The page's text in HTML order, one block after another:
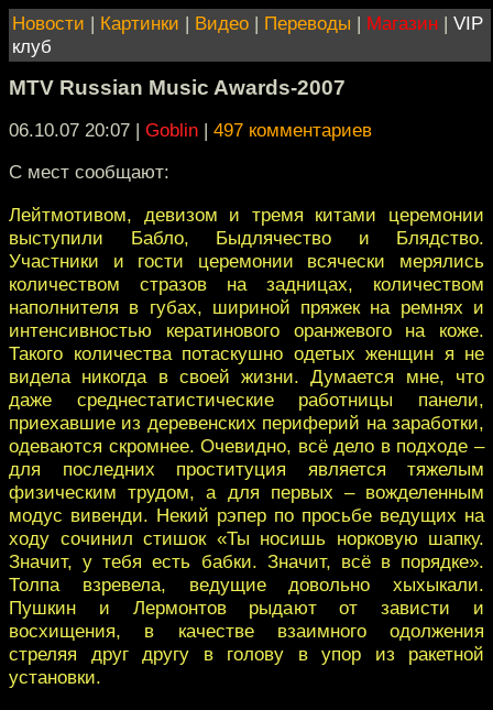
Новости | Картинки | Видео | Переводы | Магазин | VIP
клуб
MTV Russian Music Awards-2007
06.10.07 20:07 | Goblin | 497 комментариев
С мест сообщают:
Лейтмотивом, девизом и тремя китами церемонии
выступили Бабло, Быдлячество и Блядство.
Участники и гости церемонии всячески мерялись
количеством стразов на задницах, количеством
наполнителя в губах, шириной пряжек на ремнях и
интенсивностью кератинового оранжевого на коже.
Такого количества потаскушно одетых женщин я не
видела никогда в своей жизни. Думается мне, что
даже среднестатистические работницы панели,
приехавшие из деревенских периферий на заработки,
одеваются скромнее. Очевидно, всё дело в подходе –
для последних проституция является тяжелым
физическим трудом, а для первых – вожделенным
модус вивенди. Некий рэпер по просьбе ведущих на
ходу сочинил стишок «Ты носишь норковую шапку.
Значит, у тебя есть бабки. Значит, всё в порядке».
Толпа взревела, ведущие довольно хыхыкали.
Пушкин и Лермонтов рыдают от зависти и
восхищения, в качестве взаимного одолжения
стреляя друг другу в голову в упор из ракетной
установки.